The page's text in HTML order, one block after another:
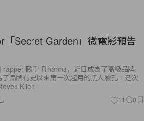
「Secret Garden」微電影預告
rapper 歌手 Rihanna，近日成為了高級品牌
品牌有史以來第一次起用的黑人臉孔！是次
Klien
11 0